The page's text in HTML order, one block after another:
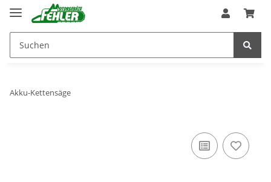
Akku-Kettensäge